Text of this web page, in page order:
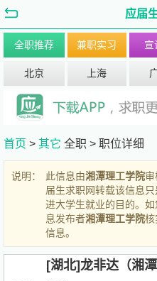
应届
全职推荐 兼职实习 宣
北京 上海
首页 > 其它 全职 > 职位详细
说明： 此信息由湘潭理工学院
届生求职网转载该信息
进大学生就业的目的。
息发布者湘潭理工学院核
信息。
[湖北]龙非达（湘